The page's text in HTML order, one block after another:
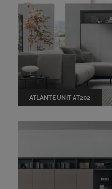
ATLANTE UNIT AT202